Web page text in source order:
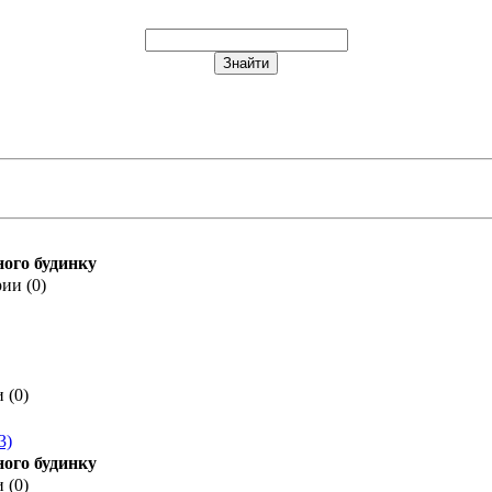
будинку
(0)
(0)
будинку
(0)